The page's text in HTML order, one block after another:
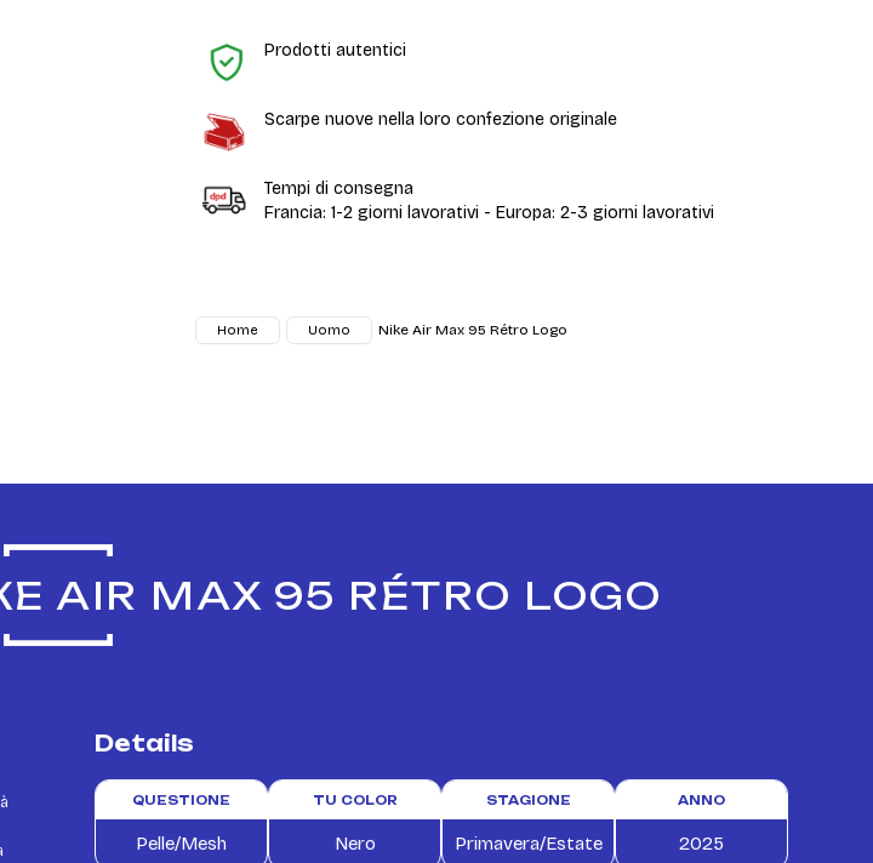
Prodotti autentici
Scarpe nuove nella loro confezione originale
Tempi di consegna
Francia: 1-2 giorni lavorativi - Europa: 2-3 giorni lavorativi
Home Uomo Nike Air Max 95 Rétro Logo
AIR MAX 95 RÉTRO LOGO
Details
QUESTIONE
Pelle/Mesh
TU COLOR
Nero
STAGIONE
Primavera/Estate
ANNO
2025